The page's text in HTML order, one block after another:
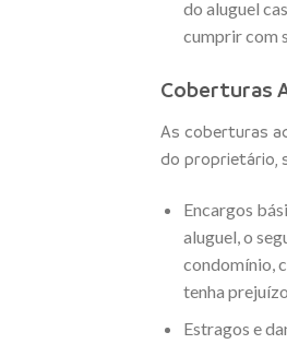
do aluguel
cumprir com
Coberturas
As coberturas
do proprietário,
Encargos
aluguel, o
condomínio,
tenha
Estragos e